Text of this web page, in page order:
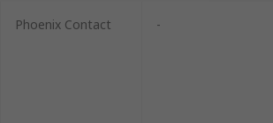
Phoenix Contact -